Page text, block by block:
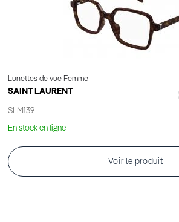
Lunettes de vue Femme
SAINT LAURENT
SLM139
En stock en ligne
Voir le produit